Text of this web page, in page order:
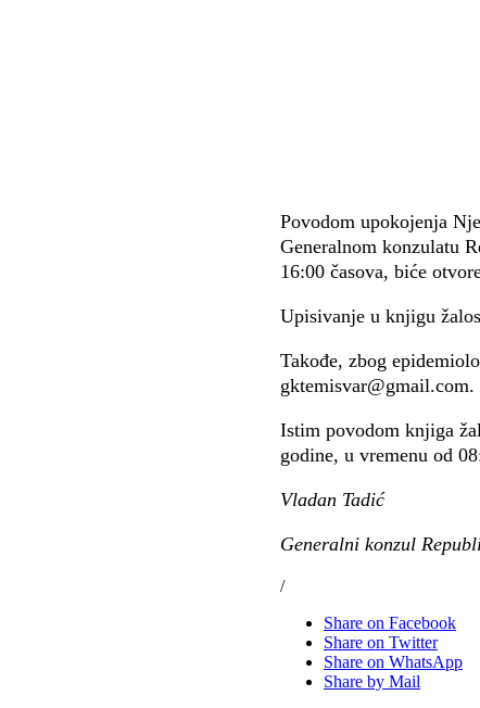
Povodom upokojenja
Generalnom konzulatu
16:00 časova, biće
Upisivanje u knjigu
Takođe, zbog
gktemisvar@gmail.com.
Istim povodom knjiga
godine, u vremenu od
Vladan Tadić
Generalni konzul
/
Share on Facebook
Share on Twitter
Share on WhatsApp
Share by Mail